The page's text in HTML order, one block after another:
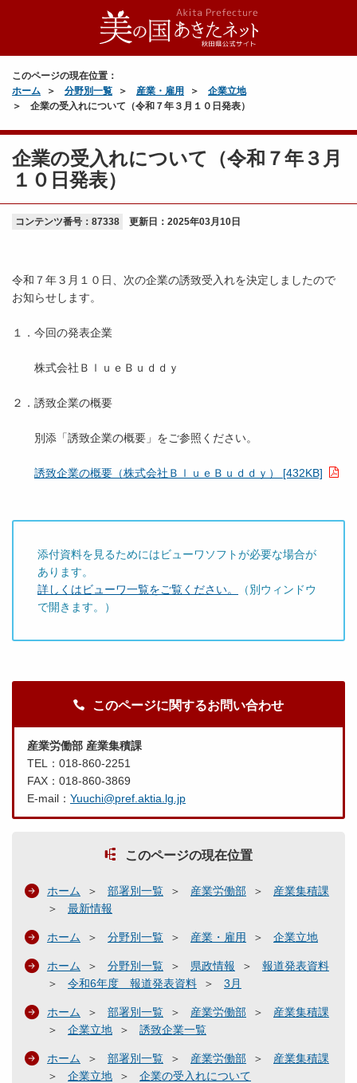
このページの現在位置：
ホーム
分野別一覧 産業・雇用
企業立地
企業の受入れについて（令和７年３月１０日発表）
企業の受入れについて（令和７年３月
１０日発表）
コンテンツ番号：87338 更新日： 2025年03月10日
令和７年３月１０日、次の企業の誘致受入れを決定しましたので
お知らせします。
１．今回の発表企業
株式会社ＢｌｕｅＢｕｄｄｙ
２．誘致企業の概要
別添「誘致企業の概要」をご参照ください。
誘致企業の概要（株式会社ＢｌｕｅＢｕｄｄｙ） [432KB]
添付資料を見るためにはビューワソフトが必要な場合が
あります。
詳しくはビューワ一覧をご覧ください。
（別ウィンドウ
で開きます。）
このページに関するお問い合わせ
産業労働部 産業集積課
TEL：018-860-2251
FAX：018-860-3869
E-mail： Yuuchi@pref.aktia.lg.jp
このページの現在位置
ホーム 部署別一覧 産業労働部
産業集積課
最新情報
ホーム 分野別一覧 産業・雇用 企業立地
ホーム 分野別一覧 県政情報
報道発表資料
令和6年度 報道発表資料
3月
ホーム 部署別一覧 産業労働部
産業集積課
企業立地
誘致企業一覧
ホーム 部署別一覧 産業労働部
産業集積課
企業立地
企業の受入れについて